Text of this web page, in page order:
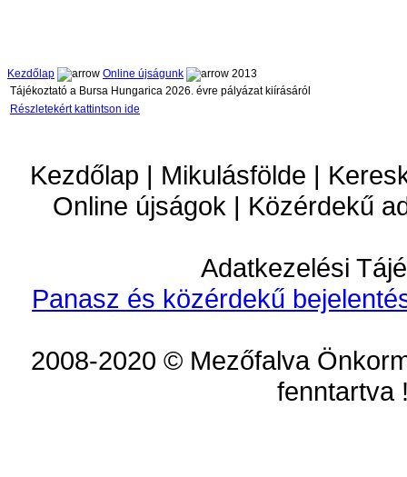
Kezdőlap Online újságunk
2013
Tájékoztató a Bursa Hungarica 2026. évre pályázat kiírásáról
Részletekért kattintson ide
Kezdőlap | Mikulásfölde |
Online újságok | Közérdekű
Adatkezelési
Panasz és közérdekű
2008-2020 © Mezőfalva
fenntartva